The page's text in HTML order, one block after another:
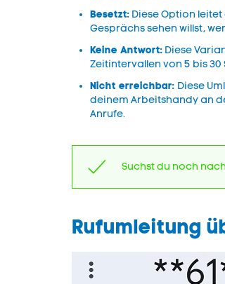
Besetzt: Diese Option
Gesprächs sehen willst,
Keine Antwort: Diese
Zeitintervallen von 5 bis
Nicht erreichbar: Diese
deinem Arbeitshandy an
Anrufe.
Suchst du noch
Rufumleitung